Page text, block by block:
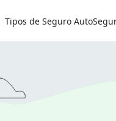
Tipos de Seguro Auto